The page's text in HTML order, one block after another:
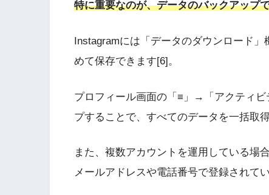
特に重要なのが、データのバックアップ
Instagramには「データのダウンロード
めて保存できます[6]。
プロフィール画面の「≡」→「アクティ
プすることで、すべてのデータを一括取
また、複数アカウントを運用している場
メールアドレスや電話番号で登録されて